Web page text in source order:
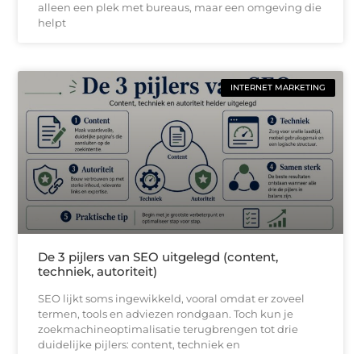
alleen een plek met bureaus, maar een omgeving die
helpt
INTERNET MARKETING
De 3 pijlers van SEO uitgelegd (content,
techniek, autoriteit)
SEO lijkt soms ingewikkeld, vooral omdat er zoveel
termen, tools en adviezen rondgaan. Toch kun je
zoekmachineoptimalisatie terugbrengen tot drie
duidelijke pijlers: content, techniek en